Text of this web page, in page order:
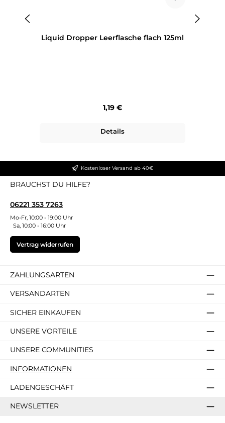
Liquid Dropper Leerflasche flach 125ml
Regulärer Preis:
1,19 €
Details
Kostenloser Versand ab 40€
BRAUCHST DU HILFE?
06221 353 7263
Mo-Fr, 10:00 - 19:00 Uhr
Sa, 10:00 - 16:00 Uhr
Vertrag widerrufen
ZAHLUNGSARTEN
VERSANDARTEN
SICHER EINKAUFEN
UNSERE VORTEILE
UNSERE COMMUNITIES
INFORMATIONEN
LADENGESCHÄFT
NEWSLETTER